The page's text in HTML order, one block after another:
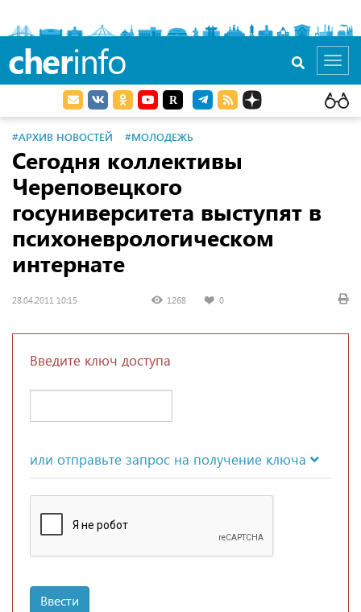
cherinfo
#АРХИВ НОВОСТЕЙ #МОЛОДЕЖЬ
Сегодня коллективы
Череповецкого
госуниверситета выступят в
психоневрологическом
интернате
28.04.2011 10:15 1268 0
Введите ключ доступа
или отправьте запрос на получение ключа
Ввести